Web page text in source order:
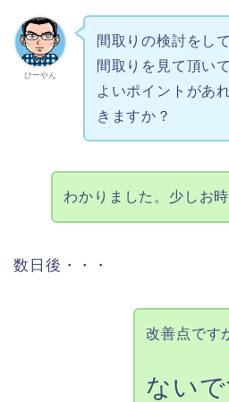
ひーやん
間取りの検討をし
間取りを見て頂い
よいポイントがあ
きますか？
わかりました。少しお
数日後・・・
改善点です
ないで